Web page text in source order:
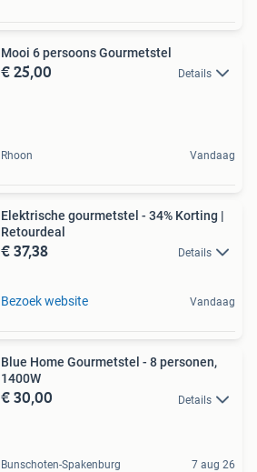
Mooi 6 persoons Gourmetstel
€ 25,00 Details
Rhoon Vandaag
Elektrische gourmetstel - 34% Korting |
Retourdeal
€ 37,38 Details
Bezoek website Vandaag
Blue Home Gourmetstel - 8 personen,
1400W
€ 30,00 Details
Bunschoten-Spakenburg 7 aug 26